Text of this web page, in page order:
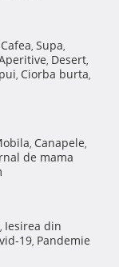
Cafea, Supa,
, Desert,
, Ciorba burta,
, Canapele,
de mama
, Iesirea din
19, Pandemie